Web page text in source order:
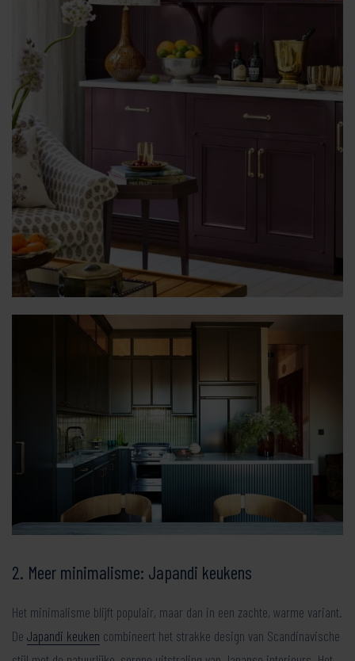
2. Meer minimalisme: Japandi keukens
Het minimalisme blijft populair, maar dan in een zachte, warme variant.
De Japandi keuken combineert het strakke design van Scandinavische